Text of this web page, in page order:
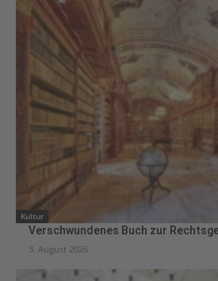
Kultur
Verschwundenes Buch zur
3. August 2026